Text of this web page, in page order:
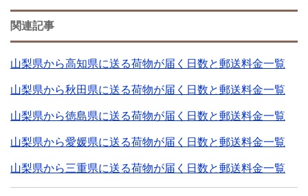
関連記事
山梨県から高知県に送る荷物が届く日数と郵送料金一覧
山梨県から秋田県に送る荷物が届く日数と郵送料金一覧
山梨県から徳島県に送る荷物が届く日数と郵送料金一覧
山梨県から愛媛県に送る荷物が届く日数と郵送料金一覧
山梨県から三重県に送る荷物が届く日数と郵送料金一覧